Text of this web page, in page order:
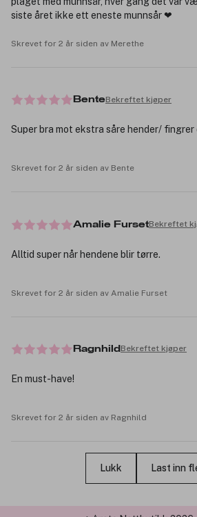
siste året ikke ett eneste munnsår ❤
Skrevet for 2 år siden av Merethe
BenteBekreftet kjøper
Super bra mot ekstra såre hender/ fingrer
Skrevet for 2 år siden av Bente
Amalie FursetBekreftet
Alltid super når hendene blir tørre.
Skrevet for 2 år siden av Amalie Furset
Ragnhild Bekreftet kjøper
En must-have!
Skrevet for 2 år siden av Ragnhild
Lukk Last inn